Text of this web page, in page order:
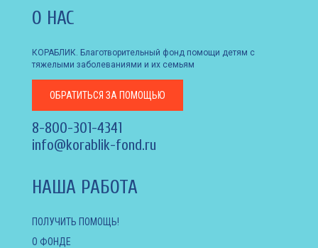
О НАС
КОРАБЛИК. Благотворительный фонд помощи детям с
тяжелыми заболеваниями и их семьям
ОБРАТИТЬСЯ ЗА ПОМОЩЬЮ
8-800-301-4341
info@korablik-fond.ru
НАША РАБОТА
ПОЛУЧИТЬ ПОМОЩЬ!
О ФОНДЕ